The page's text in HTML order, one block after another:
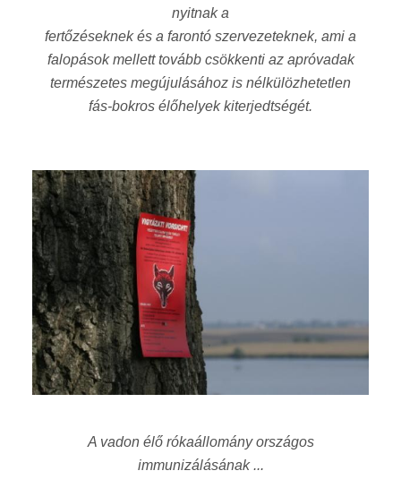
nyitnak a
fertőzéseknek és a farontó szervezeteknek, ami a
falopások mellett tovább csökkenti az apróvadak
természetes megújulásához is nélkülözhetetlen
fás-bokros élőhelyek kiterjedtségét.
A vadon élő rókaállomány országos
immunizálásának ...